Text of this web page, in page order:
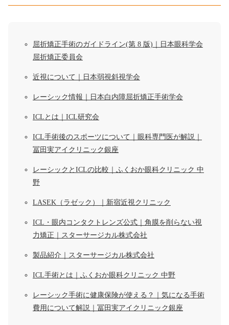
屈折矯正手術のガイドライン(第 8 版)｜日本眼科学会
屈折矯正委員会
近視について｜日本弱視斜視学会
レーシック情報｜日本白内障屈折矯正手術学会
ICLとは｜ICL研究会
ICL手術後のスポーツについて｜眼科専門医が解説｜
冨田実アイクリニック銀座
レーシックとICLの比較｜ふくおか眼科クリニック 中
野
LASEK（ラゼック）｜新宿近視クリニック
ICL・眼内コンタクトレンズ公式｜角膜を削らない視
力矯正｜スターサージカル株式会社
製品紹介｜スターサージカル株式会社
ICL手術とは｜ふくおか眼科クリニック 中野
レーシック手術に健康保険が使える？｜気になる手術
費用について解説｜冨田実アイクリニック銀座